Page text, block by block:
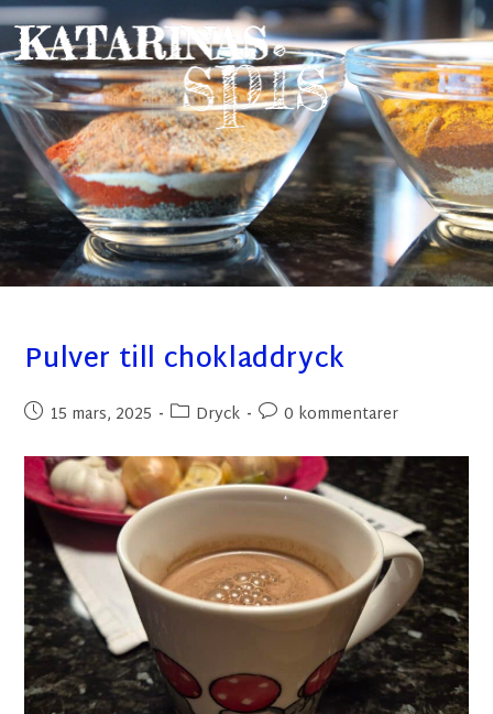
Pulver till chokladdryck
15 mars, 2025 Dryck 0 kommentarer